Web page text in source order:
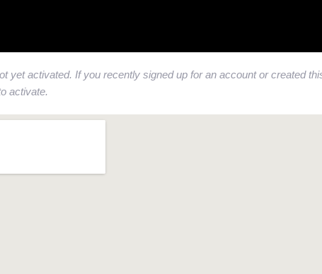
yet activated. If you recently signed up for an account or created
activate.